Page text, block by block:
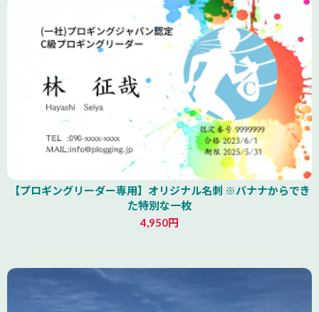
【プロギングリーダー専用】オリジナル名刺 ※バナナからでき
た特別な一枚
4,950円